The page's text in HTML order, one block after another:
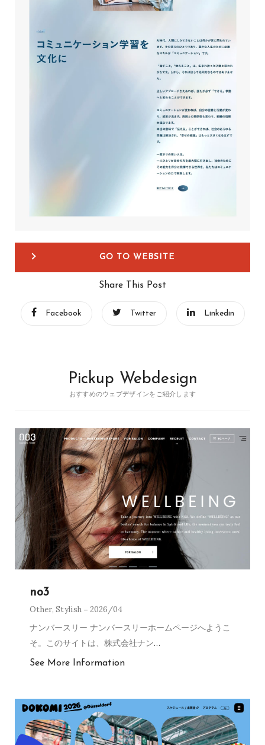
GO TO WEBSITE
Share This Post
Facebook Twitter Linkedin
Pickup Webdesign
おすすめのウェブデザインをご紹介します
no3
Other,Stylish 2026/04
ナンバースリー ナンバースリーホームページへようこ
そ。このサイトは、株式会社ナン…
See More Information